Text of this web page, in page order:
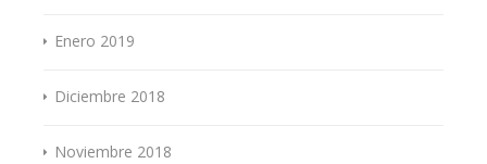
Enero 2019
Diciembre 2018
Noviembre 2018